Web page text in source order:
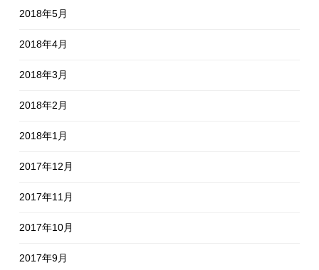
2018年5月
2018年4月
2018年3月
2018年2月
2018年1月
2017年12月
2017年11月
2017年10月
2017年9月